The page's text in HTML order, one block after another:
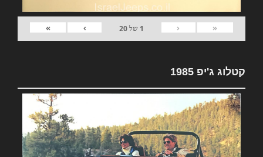
«
‹
1 של20
›
»
קטלוג ג'יפ 1985